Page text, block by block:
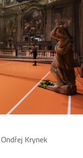
Ondřej Krynek